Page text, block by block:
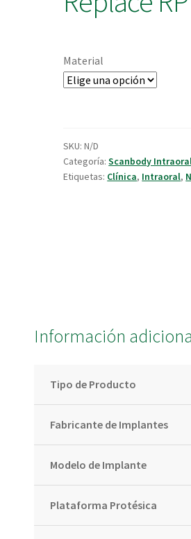
Material
SKU:N/D
Categoría:Scanbody
Etiquetas: Clínica, Intraoral,
Información
Tipo de Producto
Fabricante de Implantes
Modelo de Implante
Plataforma Protésica